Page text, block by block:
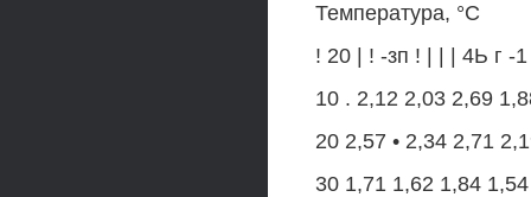
Температура, °С
! 20 | ! -зп ! | | | 4Ь г -
10 . 2,12 2,03 2,69
20 2,57 • 2,34 2,71
30 1,71 1,62 1,84 1,54